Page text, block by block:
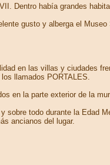
Dentro había grandes
gusto y alberga el
en las villas y ciudades
llamados PORTALES.
en la parte exterior de la
sobre todo durante la Edad
ancianos del lugar.